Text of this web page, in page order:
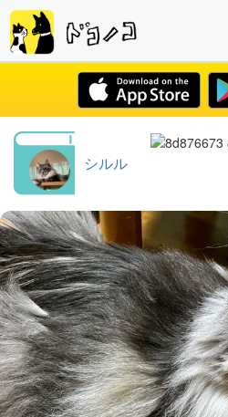
シルル